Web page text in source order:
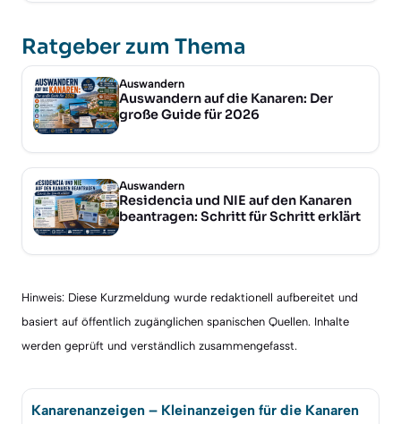
Ratgeber zum Thema
Auswandern
Auswandern auf die Kanaren: Der
große Guide für 2026
Auswandern
Residencia und NIE auf den Kanaren
beantragen: Schritt für Schritt erklärt
Hinweis: Diese Kurzmeldung wurde redaktionell aufbereitet und
basiert auf öffentlich zugänglichen spanischen Quellen. Inhalte
werden geprüft und verständlich zusammengefasst.
Kanarenanzeigen – Kleinanzeigen für die Kanaren